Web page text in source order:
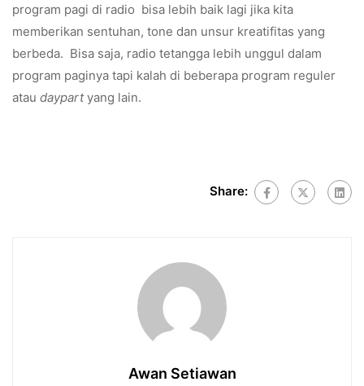
program pagi di radio bisa lebih baik lagi jika kita
memberikan sentuhan, tone dan unsur kreatifitas yang
berbeda. Bisa saja, radio tetangga lebih unggul dalam
program paginya tapi kalah di beberapa program reguler
atau daypartyang lain.
Share:
Awan Setiawan